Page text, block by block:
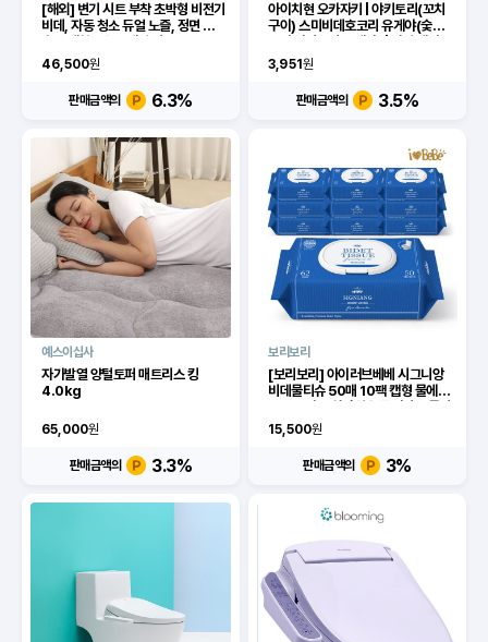
[해외] 변기 시트 부착 초박형 비전기
비데, 자동 청소 듀얼 노즐, 정면 및
46,500원
판매금액의 6.3%
아이치현 오카자키 | 야키토리(꼬치
구이) 스미비데호코리 유게야(숯불
전용
3,951원
판매금액의 3.5%
예스이십사
자가발열 양털토퍼 매트리스 킹
4.0kg
65,000원
판매금액의 3.3%
보리보리
[보리보리] 아이러브베베 시그니앙
비데물티슈 50매 10팩 캡형 물에잘
슈
15,500원
판매금액의 3%